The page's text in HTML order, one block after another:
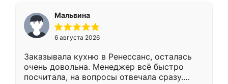
Мальвина
6 августа 2026
Заказывала кухню в Ренессанс, осталась
очень довольна. Менеджер всё быстро
посчитала, на вопросы отвечала сразу.